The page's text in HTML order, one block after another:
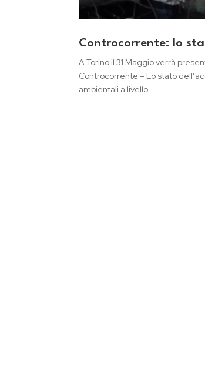
Controcorrente: lo
A Torino il 31 Maggio verrà
Controcorrente – Lo stato
ambientali a livello...